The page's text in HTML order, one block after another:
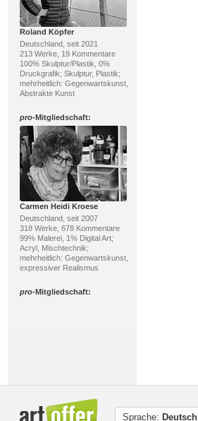
Roland Köpfer
Deutschland, seit 2021
213 Werke, 19 Kommentare
100% Skulptur/Plastik, 0%
Druckgrafik; Skulptur, Plastik;
mehrheitlich: Gegenwartskunst,
Abstrakte Kunst
pro-Mitgliedschaft:
Carmen Heidi Kroese
Deutschland, seit 2007
318 Werke, 678 Kommentare
99% Malerei, 1% Digital Art;
Acryl, Mischtechnik;
mehrheitlich: Gegenwartskunst,
expressiver Realismus
pro-Mitgliedschaft:
Uwe Thill
Sprache: Deutsch